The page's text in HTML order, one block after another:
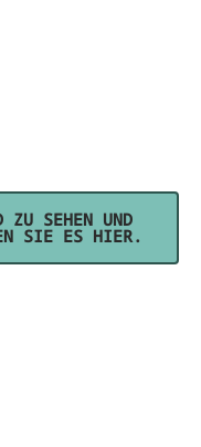
SEHEN UND
SIE ES HIER.